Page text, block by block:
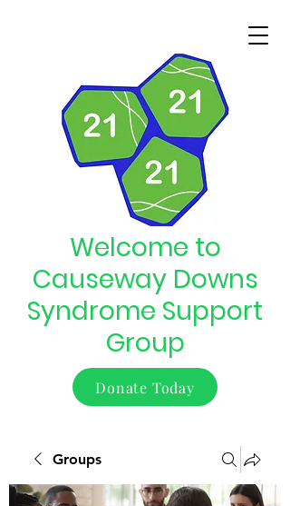
Welcome to
Causeway Downs
Syndrome Support
Group
Donate Today
Groups